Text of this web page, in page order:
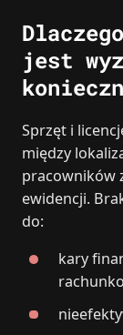
jest
Sprzęt i
między
pracowników
ewidencji.
do:
kary